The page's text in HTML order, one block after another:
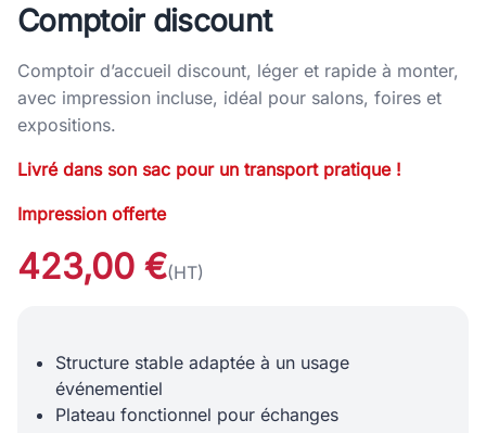
Comptoir discount
Comptoir d’accueil discount, léger et rapide à monter,
avec impression incluse, idéal pour salons, foires et
expositions.
Livré dans son sac pour un transport pratique !
Impression offerte
423,00 €(HT)
Structure stable adaptée à un usage
événementiel
Plateau fonctionnel pour échanges